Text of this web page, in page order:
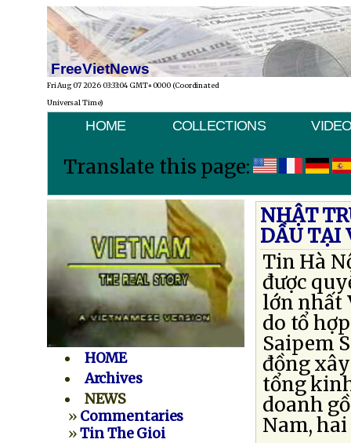
FreeVietNews
Fri Aug 07 2026 03:33:04 GMT+0000 (Coordinated
Universal Time)
HOME COLLECTIONS
Translate this page:
HOME
Archives
NEWS
» Commentaries
»Tin The Gioi
NHẬT
DẦU TẠI
Tin Hà
được
lớn nhất
do tổ
Saipem
đồng
tổng
doanh
Nam,